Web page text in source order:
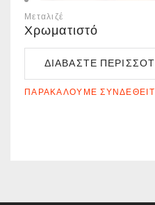
Μεταλιζέ
Χρωματιστό
ΔΙΑΒΆΣΤΕ
ΠΑΡΑΚΑΛΟΎΜΕ